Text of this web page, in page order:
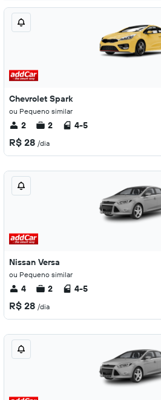
Chevrolet Spark
ou Pequeno similar
2 2 4-5
R$ 28 /dia
Nissan Versa
ou Pequeno similar
4 2 4-5
R$ 28 /dia